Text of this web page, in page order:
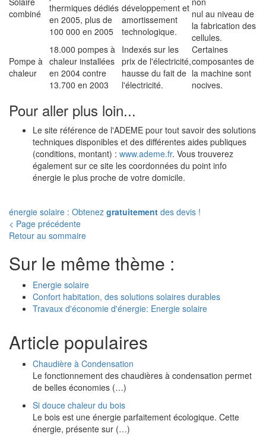
combiné
thermiques dédiés
en 2005, plus de
100 000 en 2005
développement et
amortissement
technologique.
nul au niveau de
la fabrication des
cellules.
Pompe à
chaleur
18.000 pompes à
chaleur installées
en 2004 contre
13.700 en 2003
Indexés sur les
prix de l'électricité,
hausse du fait de
l'électricité.
Certaines
composantes de
la machine sont
nocives.
Pour aller plus loin...
Le site référence de l'ADEME pour tout savoir des solutions
techniques disponibles et des différentes aides publiques
(conditions, montant) : www.ademe.fr. Vous trouverez
également sur ce site les coordonnées du point info
énergie le plus proche de votre domicile.
énergie solaire : Obtenez gratuitement des devis !
< Page précédente
Retour au sommaire
Sur le même thème :
Energie solaire
Confort habitation, des solutions solaires durables
Travaux d'économie d'énergie: Energie solaire
Article populaires
Chaudière à Condensation
Le fonctionnement des chaudières à condensation permet
de belles économies (…)
Si douce chaleur du bois
Le bois est une énergie parfaitement écologique. Cette
énergie, présente sur (…)